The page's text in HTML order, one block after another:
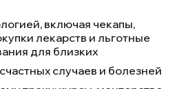
включая чекапы,
лекарств и льготные
для близких
случаев и болезней